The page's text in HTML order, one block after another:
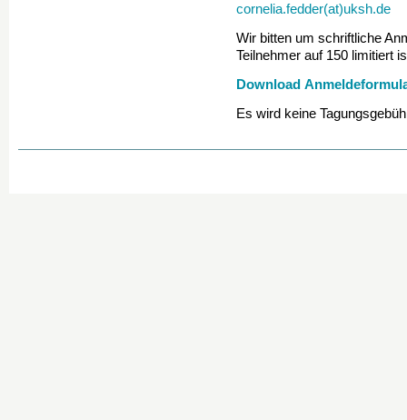
cornelia.fedder(at)uksh.de
Wir bitten um schriftliche
Teilnehmer auf 150 limitiert
Download
Es wird keine